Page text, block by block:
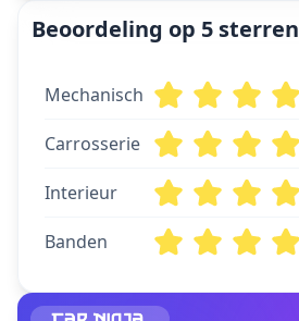
Beoordeling op 5 sterren
Mechanisch
Carrosserie
Interieur
Banden